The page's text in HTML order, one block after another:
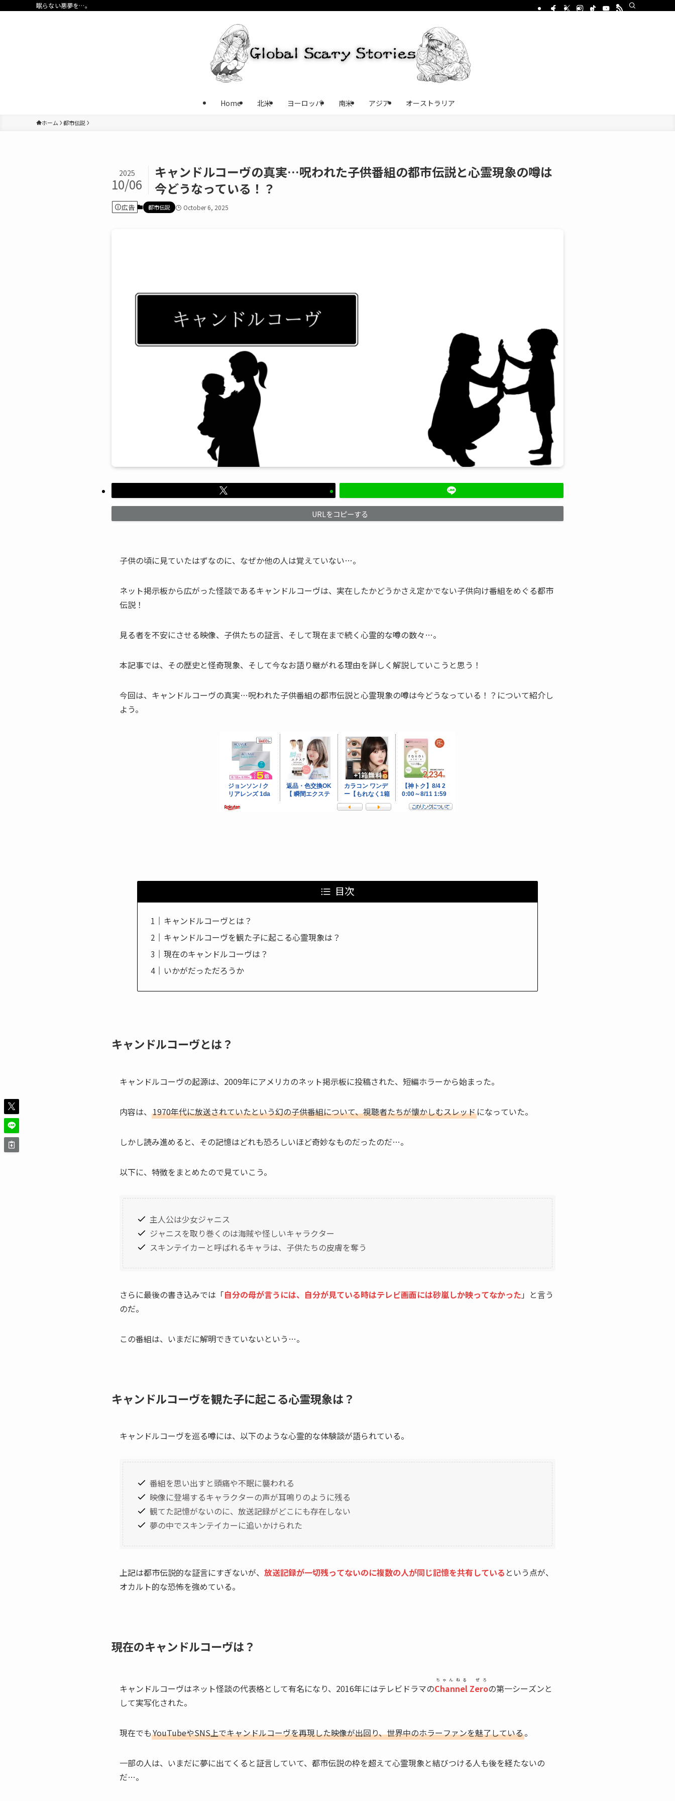
眠らない悪夢を…。
Home 北米 ヨーロッパ 南米 アジア オーストラリア
ホーム 都市伝説
キャンドルコーヴの真実…呪われた子供番組の都市伝説と心霊現象の噂は
今どうなっている！？
2025
10/06
広告 都市伝説 October 6, 2025
URLをコピーする
子供の頃に見ていたはずなのに、なぜか他の人は覚えていない…。
ネット掲示板から広がった怪談であるキャンドルコーヴは、実在したかどうかさえ定かでない子供向け番組をめぐる都市
伝説！
見る者を不安にさせる映像、子供たちの証言、そして現在まで続く心霊的な噂の数々…。
本記事では、その歴史と怪奇現象、そして今なお語り継がれる理由を詳しく解説していこうと思う！
今回は、キャンドルコーヴの真実…呪われた子供番組の都市伝説と心霊現象の噂は今どうなっている！？について紹介し
よう。
目次
キャンドルコーヴとは？
キャンドルコーヴを観た子に起こる心霊現象は？
現在のキャンドルコーヴは？
いかがだっただろうか
キャンドルコーヴとは？
キャンドルコーヴの起源は、2009年にアメリカのネット掲示板に投稿された、短編ホラーから始まった。
内容は、 1970年代に放送されていたという幻の子供番組について、視聴者たちが懐かしむスレッドになっていた。
しかし読み進めると、その記憶はどれも恐ろしいほど奇妙なものだったのだ…。
以下に、特徴をまとめたので見ていこう。
主人公は少女ジャニス
ジャニスを取り巻くのは海賊や怪しいキャラクター
スキンテイカーと呼ばれるキャラは、子供たちの皮膚を奪う
さらに最後の書き込みでは「自分の母が言うには、自分が見ている時はテレビ画面には砂嵐しか映ってなかった 」と言う
のだ。
この番組は、いまだに解明できていないという…。
キャンドルコーヴを観た子に起こる心霊現象は？
キャンドルコーヴを巡る噂には、以下のような心霊的な体験談が語られている。
番組を思い出すと頭痛や不眠に襲われる
映像に登場するキャラクターの声が耳鳴りのように残る
観てた記憶がないのに、放送記録がどこにも存在しない
夢の中でスキンテイカーに追いかけられた
上記は都市伝説的な証言にすぎないが、 放送記録が一切残ってないのに複数の人が同じ記憶を共有している という点が、
オカルト的な恐怖を強めている。
現在のキャンドルコーヴは？
キャンドルコーヴはネット怪談の代表格として有名になり、2016年にはテレビドラマのChannel Zero
ちゃんねる ぜろ
の第一シーズンと
して実写化された。
現在でもYouTubeやSNS上でキャンドルコーヴを再現した映像が出回り、世界中のホラーファンを魅了している。
一部の人は、いまだに夢に出てくると証言していて、都市伝説の枠を超えて心霊現象と結びつける人も後を経たないの
だ…。